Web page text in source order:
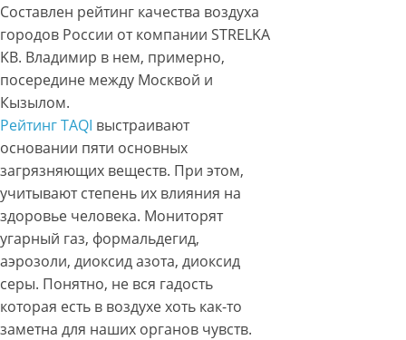
Составлен рейтинг качества воздуха
городов России от компании STRELKA
KB. Владимир в нем, примерно,
посередине между Москвой и
Кызылом.
Рейтинг TAQI выстраивают
основании пяти основных
загрязняющих веществ. При этом,
учитывают степень их влияния на
здоровье человека. Мониторят
угарный газ, формальдегид,
аэрозоли, диоксид азота, диоксид
серы. Понятно, не вся гадость
которая есть в воздухе хоть как-то
заметна для наших органов чувств.